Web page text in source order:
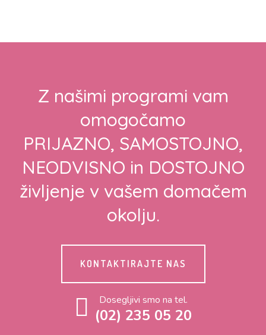
Z našimi programi vam
omogočamo
PRIJAZNO, SAMOSTOJNO,
NEODVISNO in DOSTOJNO
življenje v vašem domačem
okolju.
KONTAKTIRAJTE NAS
Dosegljivi smo na tel.
(02) 235 05 20